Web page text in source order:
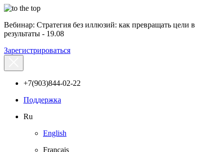
Вебинар: Стратегия без иллюзий: как превращать цели в
результаты - 19.08
Зарегистрироваться
+7(903)844-02-22
Поддержка
Ru
English
Français